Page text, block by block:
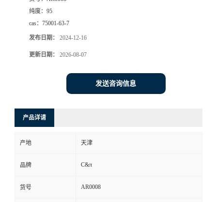
纯度： 95
cas： 75001-63-7
发布日期： 2024-12-16
更新日期： 2026-08-07
发送咨询信息
产品详请
产地 天津
品牌 C&π
货号 AR0008